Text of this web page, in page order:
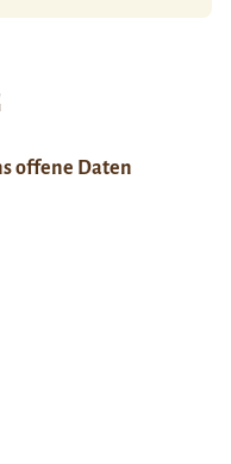
offene Daten